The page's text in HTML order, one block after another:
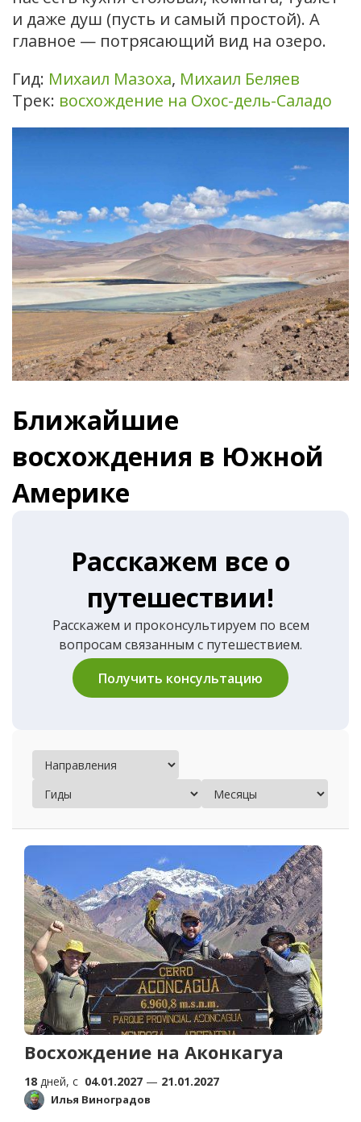
и даже душ (пусть и самый простой). А
главное — потрясающий вид на озеро.
Гид: Михаил Мазоха, Михаил Беляев
Трек: восхождение на Охос-дель-Саладо
Ближайшие
восхождения в Южной
Америке
Расскажем все о
путешествии!
Расскажем и проконсультируем по всем
вопросам связанным с путешествием.
Получить консультацию
Восхождение на Аконкагуа
18 дней, c 04.01.2027 — 21.01.2027
Илья Виноградов